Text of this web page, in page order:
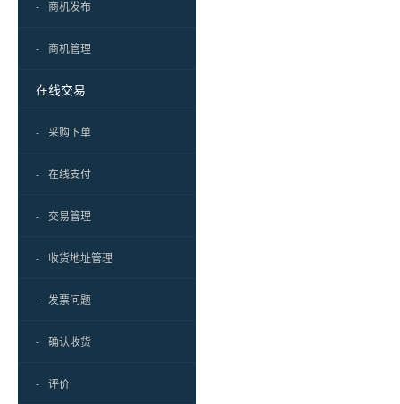
- 商机发布
- 商机管理
在线交易
- 采购下单
- 在线支付
- 交易管理
- 收货地址管理
- 发票问题
- 确认收货
- 评价